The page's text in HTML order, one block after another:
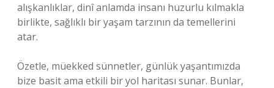
alışkanlıklar, dinî anlamda insanı huzurlu kılmakla
birlikte, sağlıklı bir yaşam tarzının da temellerini
atar.
Özetle, müekked sünnetler, günlük yaşantımızda
bize basit ama etkili bir yol haritası sunar. Bunlar,